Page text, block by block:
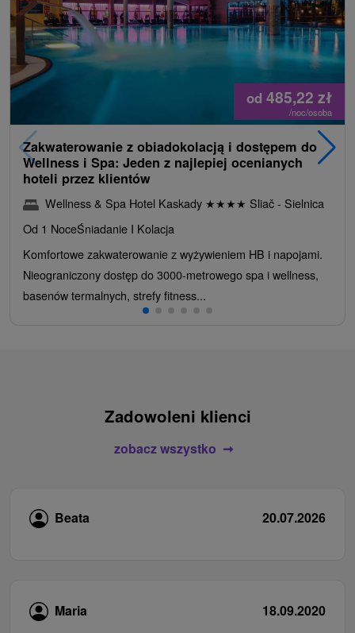
od 485,22 zł
/noc/osoba
Zakwaterowanie z obiadokolacją i dostępem do
Wellness i Spa: Jeden z najlepiej ocenianych
hoteli przez klientów
Wellness & Spa Hotel Kaskady ★★★★ Sliač - Sielnica
Od 1 NoceŚniadanie I Kolacja
Komfortowe zakwaterowanie z wyżywieniem HB i napojami.
Nieograniczony dostęp do 3000-metrowego spa i wellness,
basenów termalnych, strefy fitness...
Zadowoleni klienci
zobacz wszystko
Beata 20.07.2026
Maria
18.09.2020